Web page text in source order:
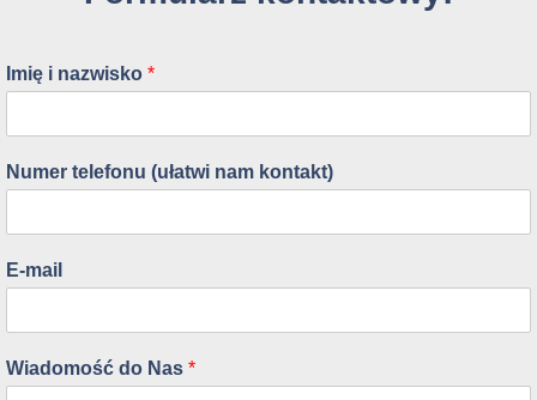
Imię i nazwisko*
Numer telefonu (ułatwi nam kontakt)
E-mail
Wiadomość do Nas*